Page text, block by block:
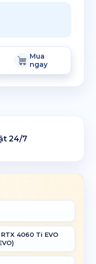
Mua
ngay
24/7
4060 Ti EVO